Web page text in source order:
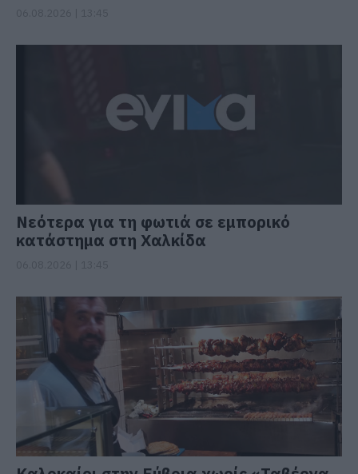
Νεότερα για τη φωτιά σε εμπορικό
κατάστημα στη Χαλκίδα